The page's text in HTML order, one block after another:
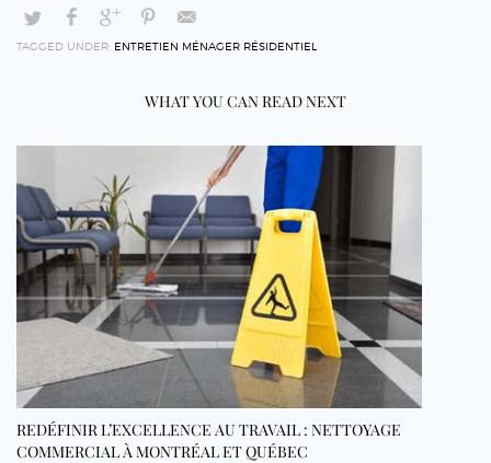
TAGGED UNDER: ENTRETIEN MÉNAGER RÉSIDENTIEL
WHAT YOU CAN READ NEXT
REDÉFINIR L’EXCELLENCE AU TRAVAIL : NETTOYAGE
COMMERCIAL À MONTRÉAL ET QUÉBEC